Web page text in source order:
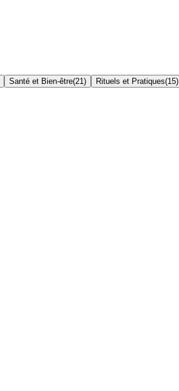
Santé et Bien-être(21 ) Rituels et Pratiques(15)